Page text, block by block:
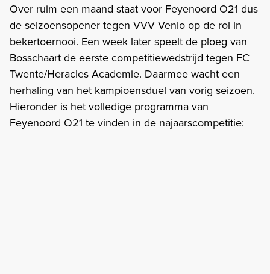
Over ruim een maand staat voor Feyenoord O21 dus
de seizoensopener tegen VVV Venlo op de rol in
bekertoernooi. Een week later speelt de ploeg van
Bosschaart de eerste competitiewedstrijd tegen FC
Twente/Heracles Academie. Daarmee wacht een
herhaling van het kampioensduel van vorig seizoen.
Hieronder is het volledige programma van
Feyenoord O21 te vinden in de najaarscompetitie: